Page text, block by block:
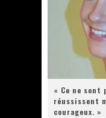
« Ce ne sont
réussissent
courageux. »